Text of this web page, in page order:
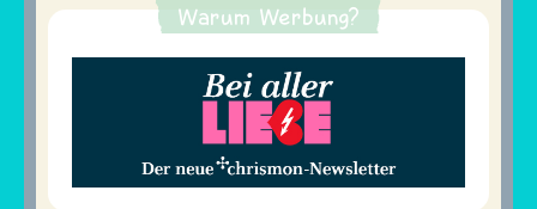
Warum Werbung?